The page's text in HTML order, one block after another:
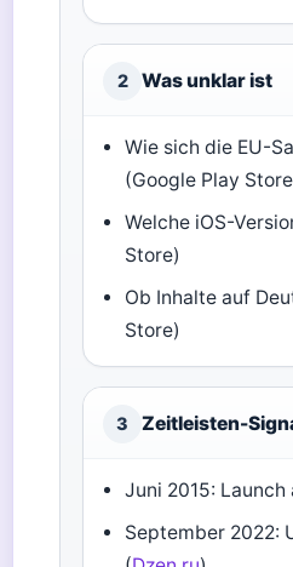
2 Was unklar ist
Wie sich die EU-
(Google Play
Welche iOS-
Store)
Ob Inhalte auf
Store)
3 Zeitleisten-
Juni 2015: Launch
September 2022: